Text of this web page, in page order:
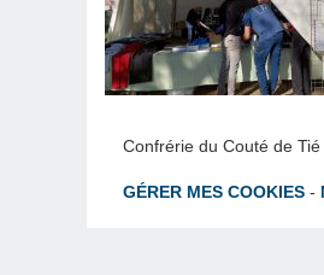
Confrérie du Couté de
GÉRER MES COOKIES -